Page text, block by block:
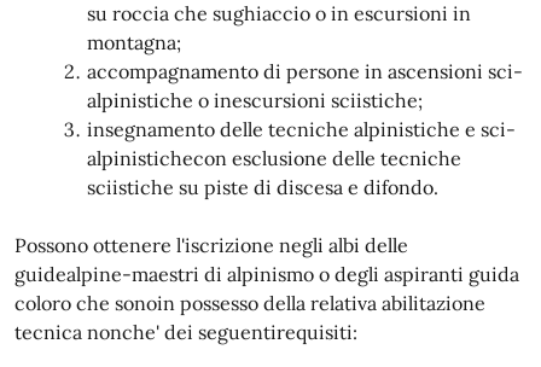
su roccia che sughiaccio o in escursioni in
montagna;
accompagnamento di persone in ascensioni sci-
alpinistiche o inescursioni sciistiche;
insegnamento delle tecniche alpinistiche e sci-
alpinistichecon esclusione delle tecniche
sciistiche su piste di discesa e difondo.
Possono ottenere l'iscrizione negli albi delle
guidealpine-maestri di alpinismo o degli aspiranti guida
coloro che sonoin possesso della relativa abilitazione
tecnica nonche' dei seguentirequisiti: